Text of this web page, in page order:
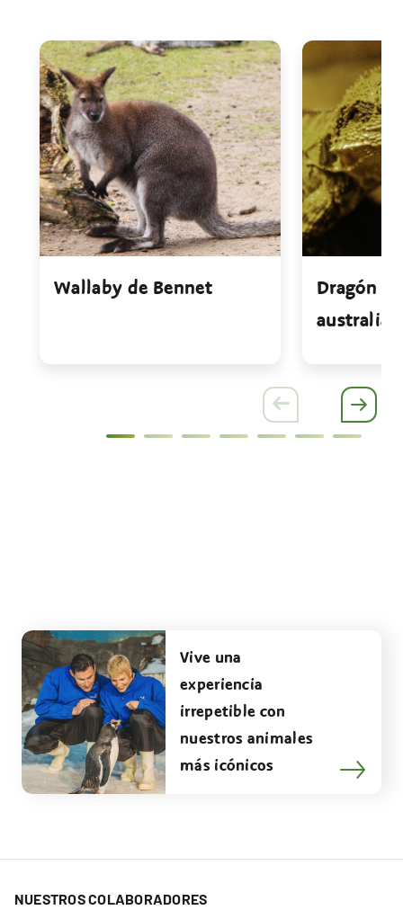
Wallaby de Bennet
Dragón
Vive una
experiencia
irrepetible con
nuestros animales
más icónicos
NUESTROS COLABORADORES